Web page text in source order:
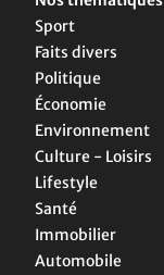
Sport
Faits divers
Politique
Économie
Environnement
Culture - Loisirs
Lifestyle
Santé
Immobilier
Automobile